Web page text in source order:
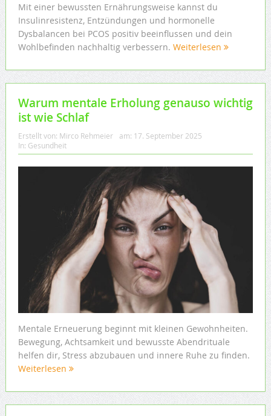
Mit einer bewussten Ernährungsweise kannst du
Insulinresistenz, Entzündungen und hormonelle
Dysbalancen bei PCOS positiv beeinflussen und dein
Wohlbefinden nachhaltig verbessern. Weiterlesen
Warum mentale Erholung genauso wichtig
ist wie Schlaf
Erstellt von: Mirco Rehmeier am: 17. September 2025
In: Gesundheit
Mentale Erneuerung beginnt mit kleinen Gewohnheiten.
Bewegung, Achtsamkeit und bewusste Abendrituale
helfen dir, Stress abzubauen und innere Ruhe zu finden.
Weiterlesen